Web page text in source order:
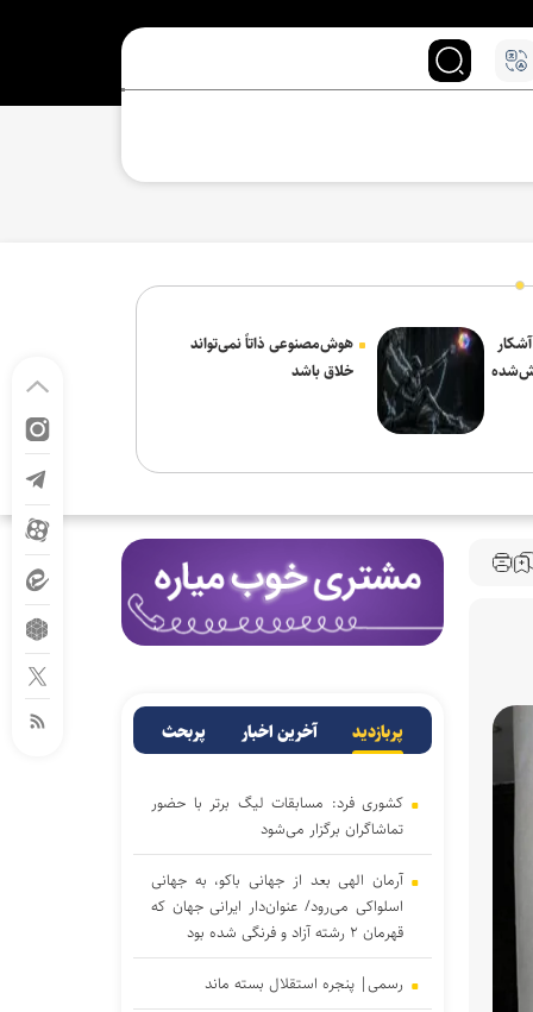
هوش‌مصنوعی ذاتاً نمی‌تواند
خلاق باشد
پربازدید آخرین اخبار پربحث
کشوری فرد: مسابقات لیگ برتر با حضور
تماشاگران برگزار می‌شود
آرمان الهی بعد از جهانی باکو، به جهانی
اسلواکی می‌رود/ عنوان‌دار ایرانی جهان که
قهرمان ۲ رشته آزاد و فرنگی شده بود
رسمی| پنجره استقلال بسته ماند